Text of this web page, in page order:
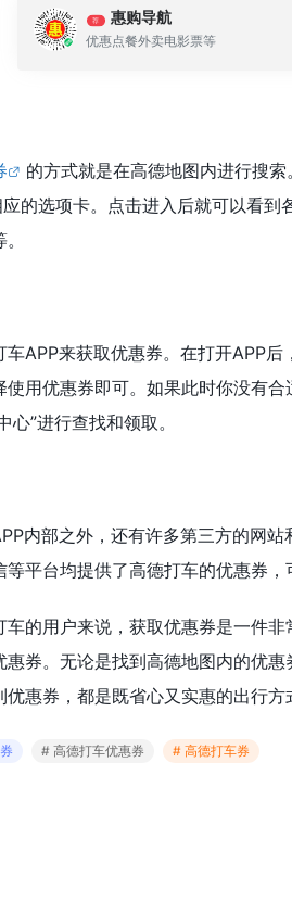
荐 惠购导航
优惠点餐外卖电影票等
的方式就是在高德地图内进行搜
的选项卡。点击进入后就可以看
APP来获取优惠券。在打开APP
用优惠券即可。如果此时你没有
”进行查找和领取。
内部之外，还有许多第三方的网站
平台均提供了高德打车的优惠券，
的用户来说，获取优惠券是一件
券。无论是找到高德地图内的优惠
惠券，都是既省心又实惠的出行方
# 高德打车优惠券 # 高德打车券